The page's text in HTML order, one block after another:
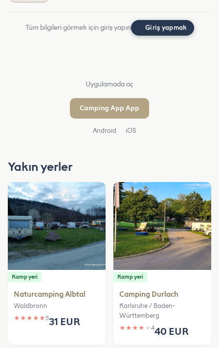
Tüm bilgileri görmek için giriş yapın Giriş yapmak
Uygulamada aç
Camping App App
Android iOS
Yakın yerler
Kamp yeri
Naturcamping Albtal
Waldbronn
★ ★ ★ ★ ★531 EUR
Kamp yeri
Camping Durlach
Karlsruhe / Baden-
Württemberg
★ ★ ★ ★ ★ 440 EUR